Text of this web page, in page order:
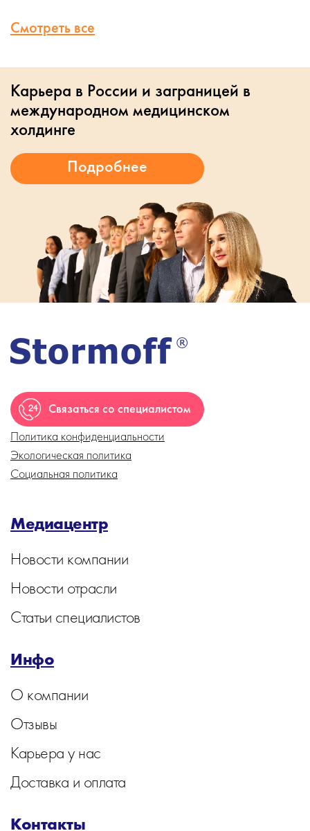
Смотреть все
Карьера в России и заграницей в
международном медицинском
холдинге
Связаться со специалистом
Политика конфиденциальности
Экологическая политика
Социальная политика
Медиацентр
Новости компании
Новости отрасли
Статьи специалистов
Инфо
О компании
Отзывы
Карьера у нас
Доставка и оплата
Контакты